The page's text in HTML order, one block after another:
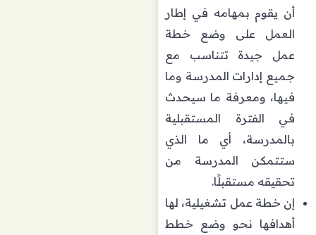
أن يقوم بمهامه في إطار
العمل على وضع خطة
عمل جيدة تتناسب مع
جميع إدارات المدرسة وما
فيها، ومعرفة ما سيحدث
في الفترة المستقبلية
بالمدرسة، أي ما الذي
ستتمكن المدرسة من
تحقيقه مستقبلًا.
إن خطة عمل تشغيلية، لها
أهدافها نحو وضع خطط